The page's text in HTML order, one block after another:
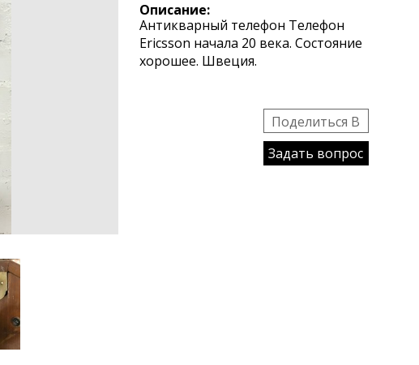
Описание:
Антикварный телефон Телефон
Ericsson начала 20 века. Состояние
хорошее. Швеция.
Поделиться B
Задать вопрос